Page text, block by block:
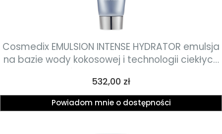
Cosmedix EMULSION INTENSE HYDRATOR emulsja
na bazie wody kokosowej i technologii ciekłych
kryształów o działaniu intensywnie
nawilżających 60g
Cena
532,00 zł
Powiadom mnie o dostępności